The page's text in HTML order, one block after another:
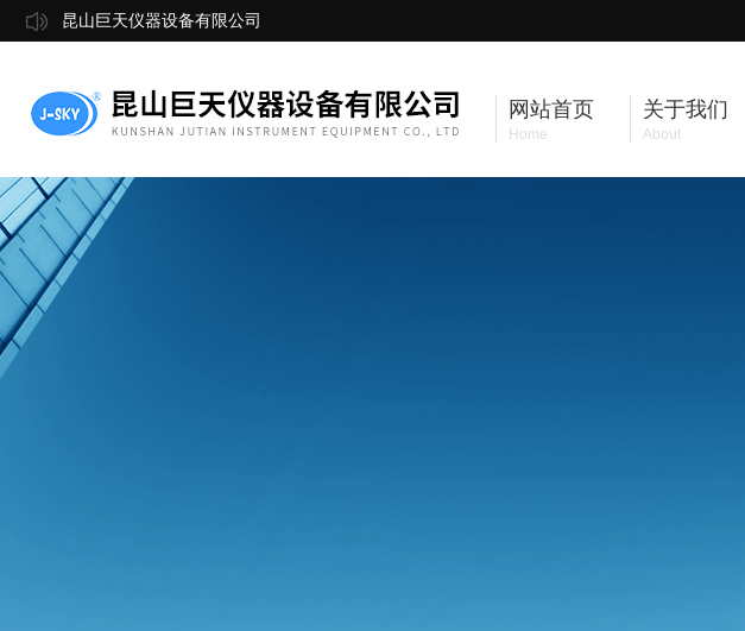
昆山巨天仪器设备有限公司
网站首页
Home
关于我们
About